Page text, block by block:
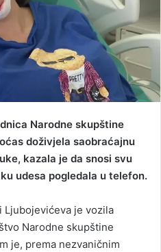
Narodne skupštine
doživjela saobraćajnu
kazala je da snosi svu
udesa pogledala u telefon.
Ljubojevićeva je vozila
Narodne skupštine
je, prema nezvaničnim